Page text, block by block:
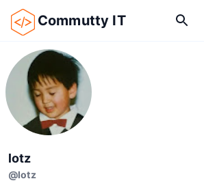
Commutty IT
lotz
@lotz